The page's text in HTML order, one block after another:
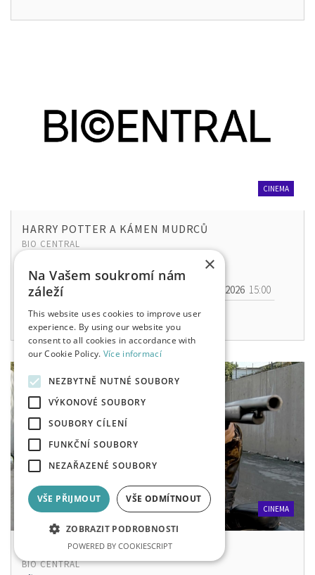
CINEMA
HARRY POTTER A KÁMEN MUDRCŮ
BIO CENTRAL
Sat, 29. 8. 2026 Sun, 30. 8. 2026 15:00
Mon, 31. 8. 202615:00
CINEMA
TERMINATOR 2: JUDGMENT DAY
BIO CENTRAL
×
Na Vašem soukromí nám
záleží
This website uses cookies to improve user
experience. By using our website you
consent to all cookies in accordance with
our Cookie Policy. Více informací
NEZBYTNĚ NUTNÉ SOUBORY
VÝKONOVÉ SOUBORY
SOUBORY CÍLENÍ
FUNKČNÍ SOUBORY
NEZAŘAZENÉ SOUBORY
VŠE PŘIJMOUT VŠE ODMÍTNOUT
ZOBRAZIT PODROBNOSTI
POWERED BY COOKIESCRIPT